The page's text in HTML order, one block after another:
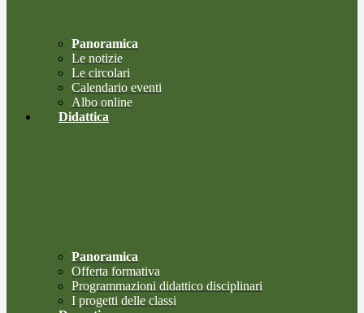
Panoramica
Le notizie
Le circolari
Calendario eventi
Albo online
Didattica
Panoramica
Offerta formativa
Programmazioni didattico disciplinari
I progetti delle classi